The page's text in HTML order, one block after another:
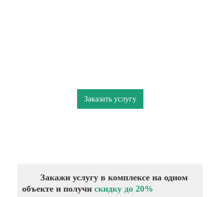
Заказать услугу
Закажи услугу в комплексе на одном
объекте и получи скидку до 20%